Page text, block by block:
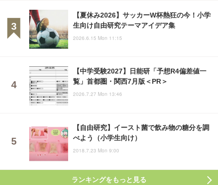
【夏休み2026】サッカーW杯熱狂の今！小学
生向け自由研究テーマアイデア集
2026.6.15 Mon 11:15
【中学受験2027】日能研「予想R4偏差値一
覧」首都圏・関西7月版＜PR＞
2026.7.27 Mon 13:46
【自由研究】イースト菌で飲み物の糖分を調
べよう（小学生向け）
2018.7.23 Mon 9:00
ランキングをもっと見る